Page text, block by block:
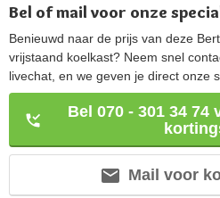
Bel of mail voor onze
Benieuwd naar de prijs van deze
vrijstaand koelkast? Neem snel
livechat, en we geven je direct onze
Bel 070 - 301 34 74
Mail voor